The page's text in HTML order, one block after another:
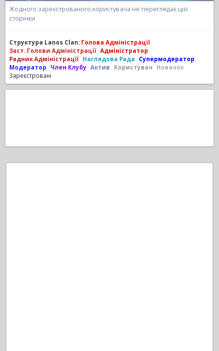
Жодного зареєстрованого користувача не переглядає цієї
сторінки
Структура Lanos Clan: Голова Адміністрації
Заст. Голови Адміністрації Адміністратор
Радник Адміністрації Наглядова Рада
Супермодератор
Модератор
Член Клубу Актив Користувач
Новачок
Зареєстровані